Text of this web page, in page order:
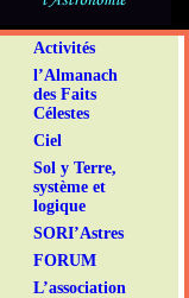
Activités
l’Almanach
des Faits
Célestes
Ciel
Sol y Terre,
système et
logique
SORI’Astres
FORUM
L’association